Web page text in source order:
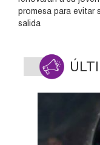
promesa para evitar
salida